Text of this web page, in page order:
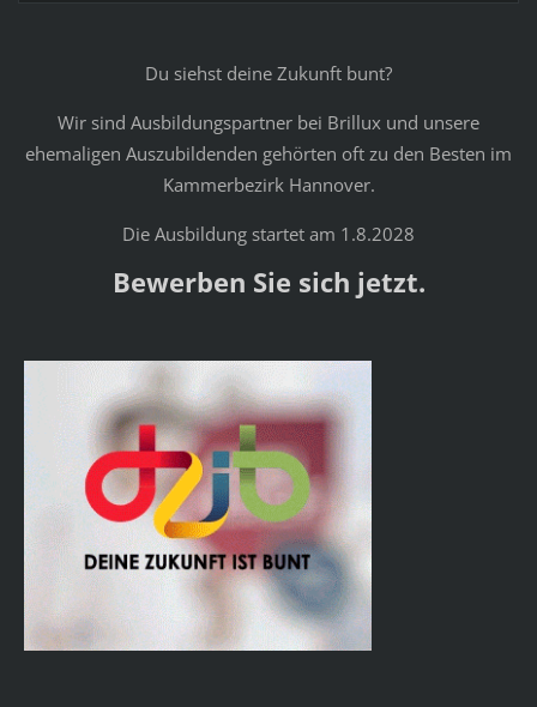
Du siehst deine Zukunft bunt?
Wir sind Ausbildungspartner bei Brillux und unsere
ehemaligen Auszubildenden gehörten oft zu den Besten im
Kammerbezirk Hannover.
Die Ausbildung startet am 1.8.2028
Bewerben Sie sich jetzt.